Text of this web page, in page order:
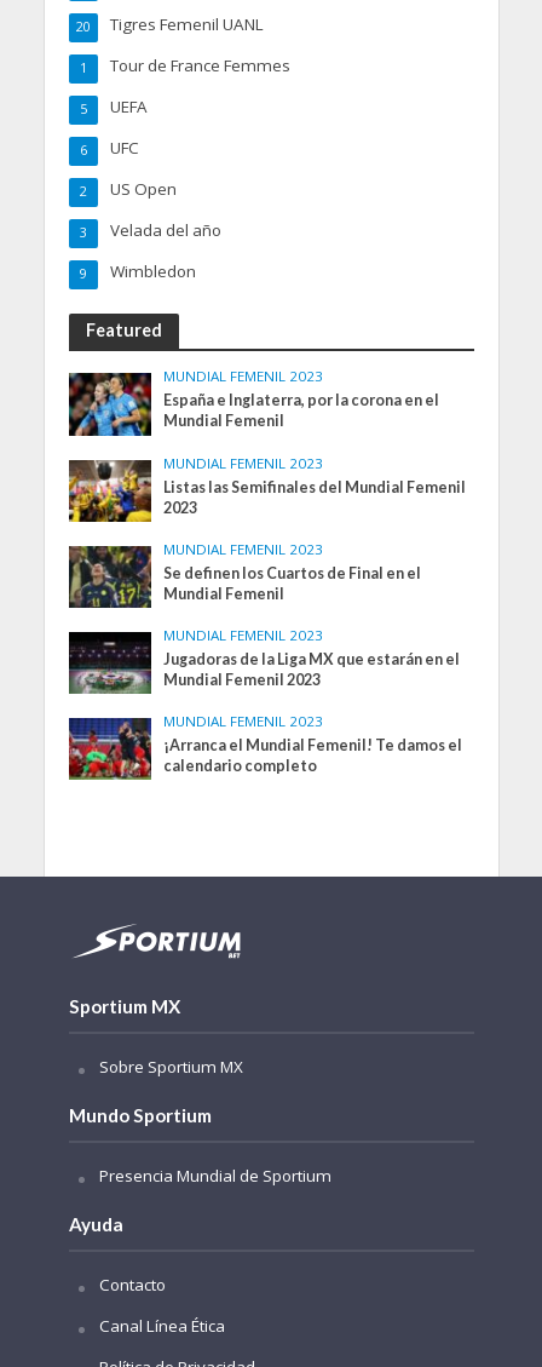
Tigres Femenil UANL
20
Tour de France Femmes
1
UEFA
5
UFC
6
US Open
2
Velada del año
3
Wimbledon
9
Featured
MUNDIAL FEMENIL 2023
España e Inglaterra, por la corona en el
Mundial Femenil
MUNDIAL FEMENIL 2023
Listas las Semifinales del Mundial Femenil
2023
MUNDIAL FEMENIL 2023
Se definen los Cuartos de Final en el
Mundial Femenil
MUNDIAL FEMENIL 2023
Jugadoras de la Liga MX que estarán en el
Mundial Femenil 2023
MUNDIAL FEMENIL 2023
¡Arranca el Mundial Femenil! Te damos el
calendario completo
Sportium MX
Sobre Sportium MX
Mundo Sportium
Presencia Mundial de Sportium
Ayuda
Contacto
Canal Línea Ética